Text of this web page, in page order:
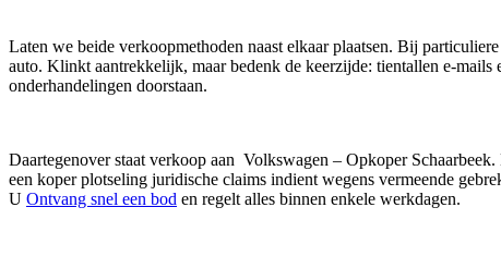
Laten we beide verkoopmethoden naast elkaar plaatsen. Bij
auto. Klinkt aantrekkelijk, maar bedenk de keerzijde: tientallen e-
onderhandelingen doorstaan.
Daartegenover staat verkoop aan Volkswagen – Opkoper
een koper plotseling juridische claims indient wegens vermeende
U Ontvang snel een bod en regelt alles binnen enkele werkdagen.